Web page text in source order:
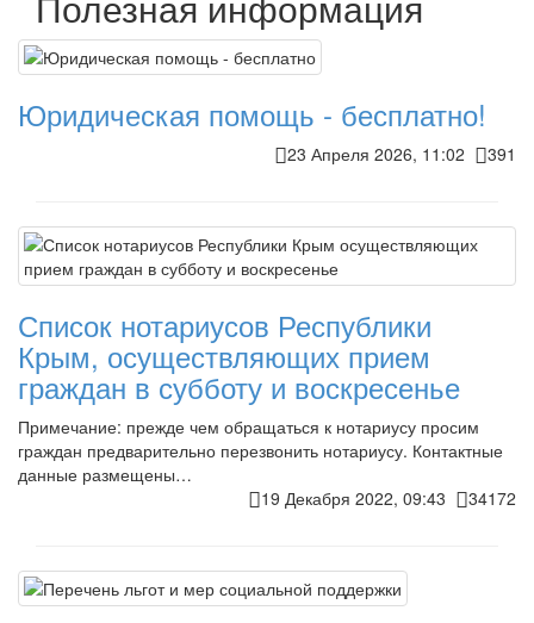
Юридическая помощь - бесплатно!
23 Апреля 2026, 11:02 391
Список нотариусов Республики
Крым, осуществляющих прием
граждан в субботу и воскресенье
Примечание: прежде чем обращаться к нотариусу просим
граждан предварительно перезвонить нотариусу. Контактные
данные размещены…
19 Декабря 2022, 09:43
34172